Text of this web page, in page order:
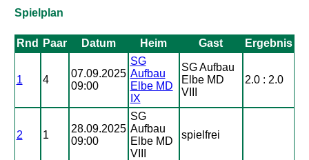
Spielplan
Rnd Paar Datum Heim Gast Ergebnis
1 4
07.09.2025
09:00
SG
Aufbau
Elbe MD
IX
SG Aufbau
Elbe MD
VIII
2.0 : 2.0
2 1
28.09.2025
09:00
SG
Aufbau
Elbe MD
VIII
spielfrei